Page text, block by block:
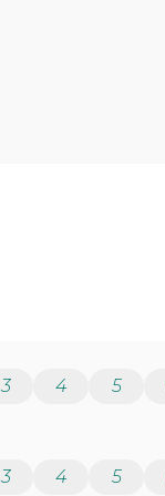
3 4 5
3 4 5